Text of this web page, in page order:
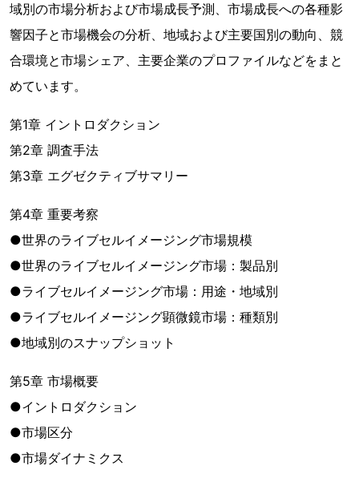
域別の市場分析および市場成長予測、市場成長への各種影
響因子と市場機会の分析、地域および主要国別の動向、競
合環境と市場シェア、主要企業のプロファイルなどをまと
めています。
第1章 イントロダクション
第2章 調査手法
第3章 エグゼクティブサマリー
第4章 重要考察
●世界のライブセルイメージング市場規模
●世界のライブセルイメージング市場：製品別
●ライブセルイメージング市場：用途・地域別
●ライブセルイメージング顕微鏡市場：種類別
●地域別のスナップショット
第5章 市場概要
●イントロダクション
●市場区分
●市場ダイナミクス